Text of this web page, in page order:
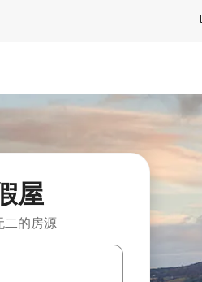
屋
二的房源
键查看，或通过点击或滑动手势浏览。